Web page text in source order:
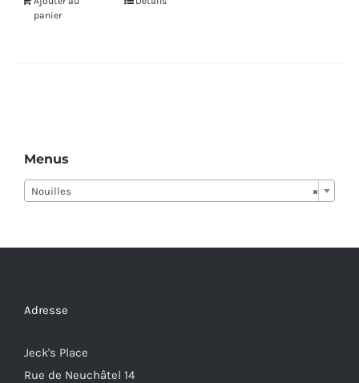
panier
Menus
×
Nouilles
Adresse
Jeck's Place
Rue de Neuchâtel 14